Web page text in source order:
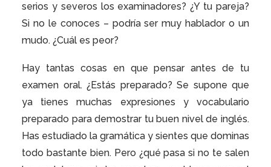
serios y severos los examinadores? ¿Y tu pareja?
Si no le conoces – podría ser muy hablador o un
mudo. ¿Cuál es peor?
Hay tantas cosas en que pensar antes de tu
examen oral. ¿Estás preparado? Se supone que
ya tienes muchas expresiones y vocabulario
preparado para demostrar tu buen nivel de inglés.
Has estudiado la gramática y sientes que dominas
todo bastante bien. Pero ¿qué pasa si no te salen